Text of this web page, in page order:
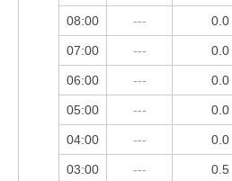
08:00 --- 0.0
07:00 --- 0.0
06:00 --- 0.0
05:00 --- 0.0
04:00 --- 0.0
03:00 --- 0.5